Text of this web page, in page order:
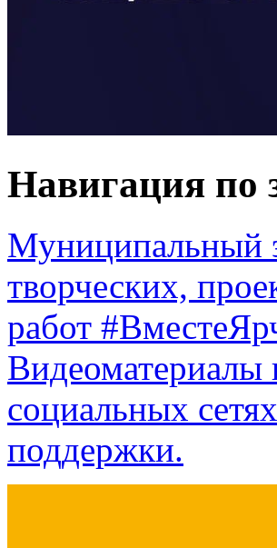
Навигация по
Муниципальный
творческих,
работ
Видеоматериалы
социальных
поддержки.